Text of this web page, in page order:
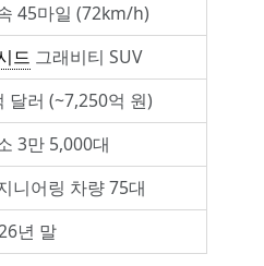
45마일 (72km/h)
드 그래비티 SUV
달러 (~7,250억 원)
3만 5,000대
니어링 차량 75대
년 말